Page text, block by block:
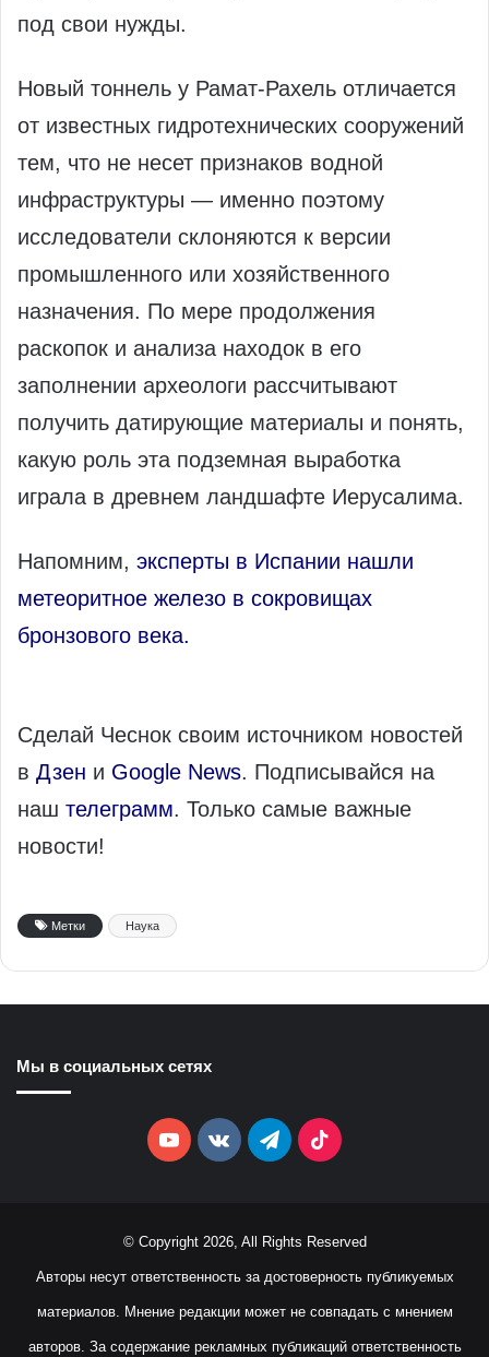
под свои нужды.
Новый тоннель у Рамат‑Рахель отличается
от известных гидротехнических сооружений
тем, что не несет признаков водной
инфраструктуры — именно поэтому
исследователи склоняются к версии
промышленного или хозяйственного
назначения. По мере продолжения
раскопок и анализа находок в его
заполнении археологи рассчитывают
получить датирующие материалы и понять,
какую роль эта подземная выработка
играла в древнем ландшафте Иерусалима.
Напомним, эксперты в Испании нашли
метеоритное железо в сокровищах
бронзового века.
Сделай Чеснок своим источником новостей
в Дзен и Google News. Подписывайся на
наш телеграмм. Только самые важные
новости!
Метки Наука
Мы в социальных сетях
YouTubevk.comTelegramTikTok
© Copyright 2026, All Rights Reserved
Авторы несут ответственность за достоверность публикуемых
материалов. Мнение редакции может не совпадать с мнением
авторов. За содержание рекламных публикаций ответственность